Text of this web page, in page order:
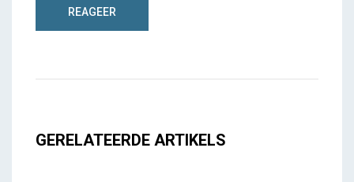
GERELATEERDE ARTIKELS